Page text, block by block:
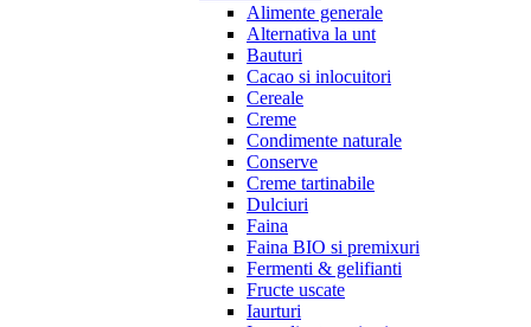
Alimente generale
Alternativa la unt
Bauturi
Cacao si inlocuitori
Cereale
Creme
Condimente naturale
Conserve
Creme tartinabile
Dulciuri
Faina
Faina BIO si premixuri
Fermenti & gelifianti
Fructe uscate
Iaurturi